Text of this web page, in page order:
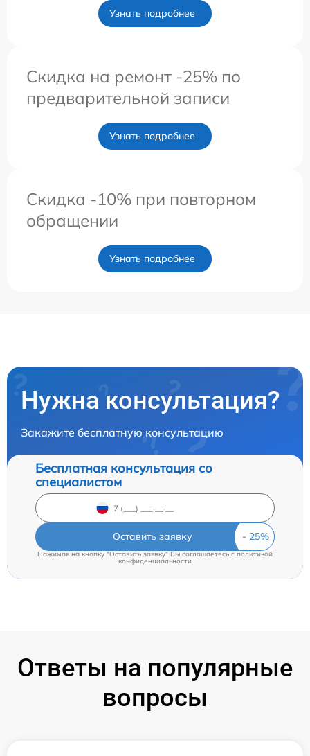
Узнать подробнее
Скидка на ремонт -25% по
предварительной записи
Узнать подробнее
Скидка -10% при повторном
обращении
Узнать подробнее
Нужна консультация?
Закажите бесплатную консультацию
Бесплатная консультация со
специалистом
Оставить заявку
Нажимая на кнопку "Оставить заявку" Вы соглашаетесь c политикой
конфиденциальности
Ответы на популярные
вопросы